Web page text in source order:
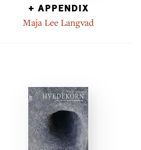
+ APPENDIX
Maja Lee Langvad